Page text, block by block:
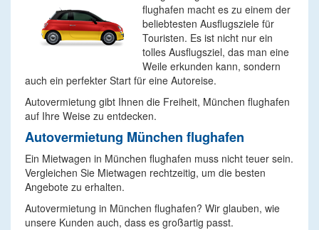
flughafen macht es zu einem der
beliebtesten Ausflugsziele für
Touristen. Es ist nicht nur ein
tolles Ausflugsziel, das man eine
Weile erkunden kann, sondern
auch ein perfekter Start für eine Autoreise.
Autovermietung gibt Ihnen die Freiheit, München flughafen
auf Ihre Weise zu entdecken.
Autovermietung München flughafen
Ein Mietwagen in München flughafen muss nicht teuer sein.
Vergleichen Sie Mietwagen rechtzeitig, um die besten
Angebote zu erhalten.
Autovermietung in München flughafen? Wir glauben, wie
unsere Kunden auch, dass es großartig passt.